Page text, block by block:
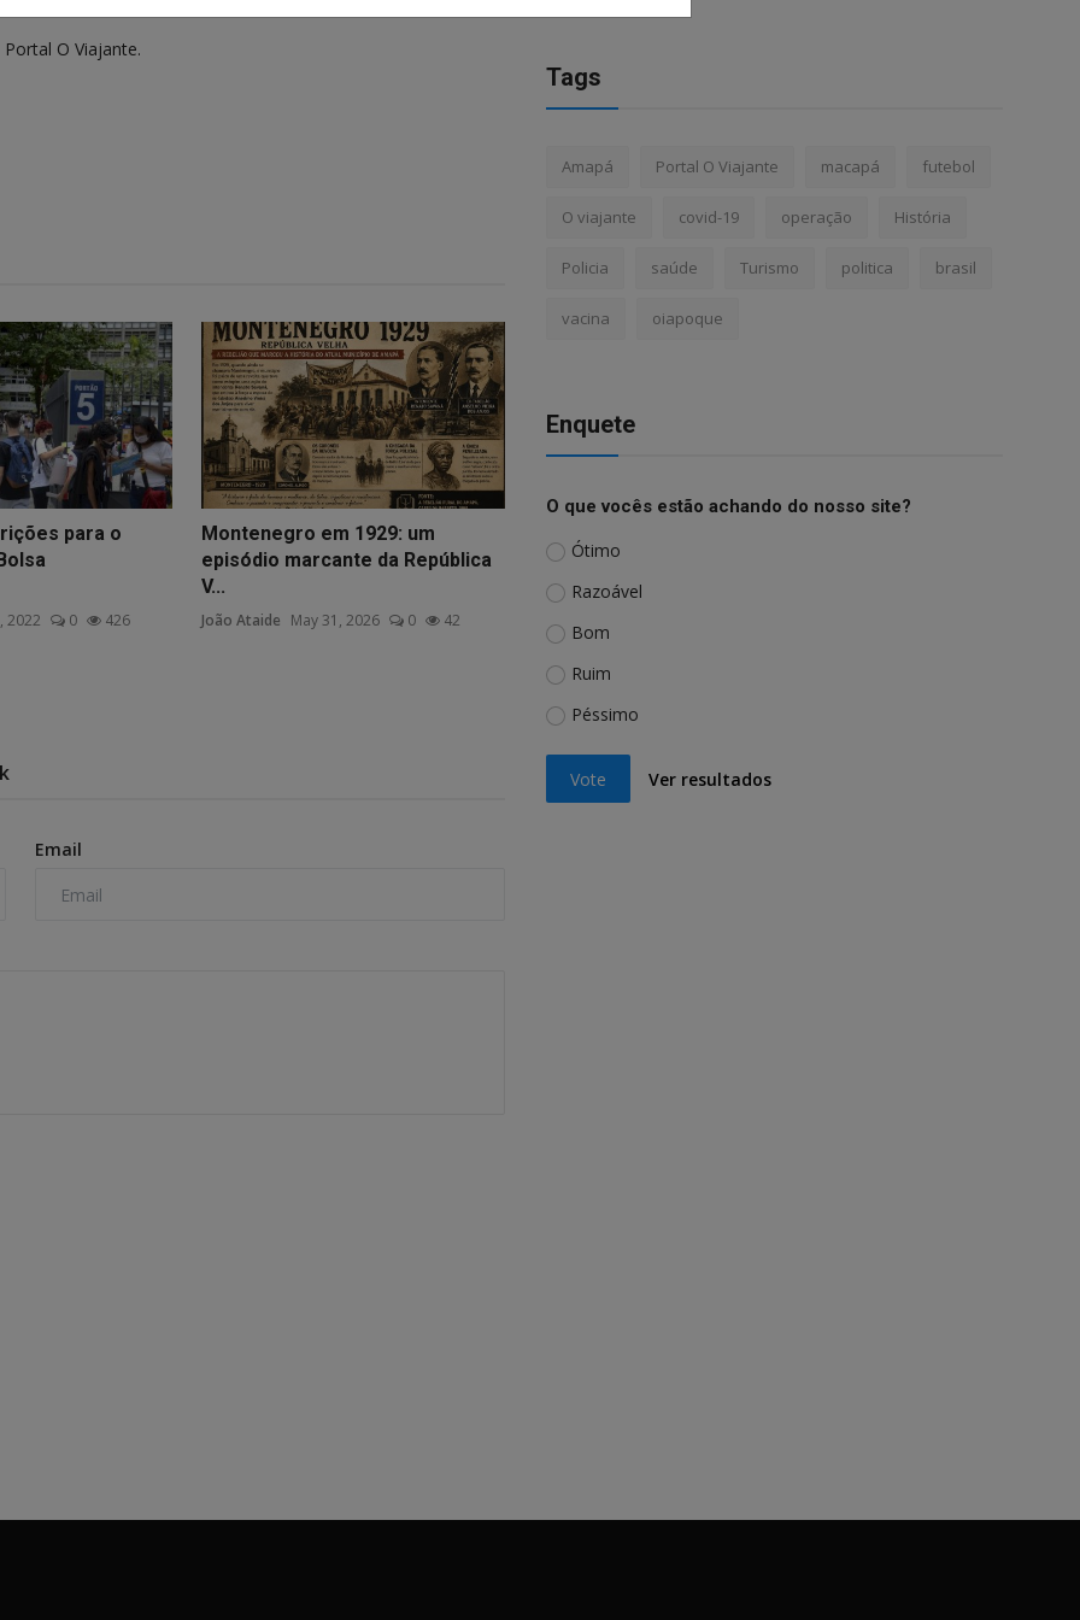
O Viajante.
para o
2022 0 426
Montenegro em 1929: um
episódio marcante da República
V...
João Ataide May 31, 2026 0 42
Email
Tags
Amapá Portal O Viajante macapá futebol
O viajante covid-19 operação História
Policia saúde Turismo politica brasil
vacina oiapoque
Enquete
O que vocês estão achando do nosso site?
Ótimo
Razoável
Bom
Ruim
Péssimo
Vote Ver resultados